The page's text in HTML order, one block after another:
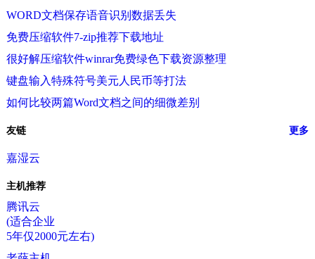
WORD文档保存语音识别数据丢失
免费压缩软件7-zip推荐下载地址
很好解压缩软件winrar免费绿色下载资源整理
键盘输入特殊符号美元人民币等打法
如何比较两篇Word文档之间的细微差别
友链 更多
嘉湿云
主机推荐
腾讯云
(适合企业
5年仅2000元左右)